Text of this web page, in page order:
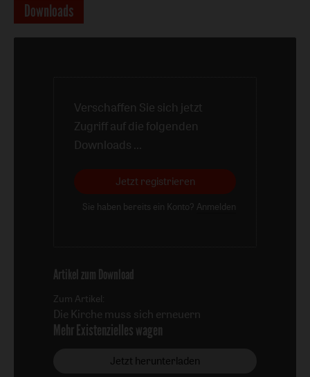
Downloads
Verschaffen Sie sich jetzt
Zugriff auf die folgenden
Downloads ...
Jetzt registrieren
Sie haben bereits ein Konto? Anmelden
Artikel zum Download
Zum Artikel:
Die Kirche muss sich erneuern
:
Mehr Existenzielles wagen
Jetzt herunterladen